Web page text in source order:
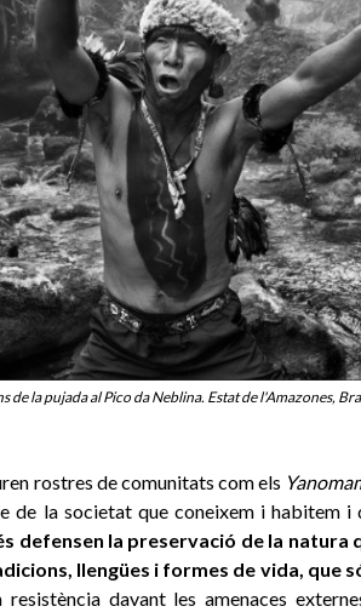
de la pujada al Pico da Neblina. Estat de l'Amazones,
rostres de comunitats com els
de la societat que coneixem i habitem i
defensen la preservació de la natura
llengües i formes de vida, que
resistència davant les amenaces